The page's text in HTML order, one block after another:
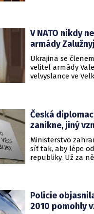
V NATO nikdy
armády Zalužnyj
Ukrajina se
velitel armády
velvyslance ve
Česká
zanikne, jiný
Ministerstvo
síť tak, aby lépe
republiky. Už za
Policie
2010 pomohly